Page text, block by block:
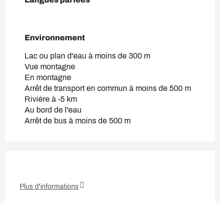
Environnement
Environnement
Lac ou plan d'eau à moins de 300 m
Vue montagne
En montagne
Arrêt de transport en commun à moins de 500 m
Rivière à -5 km
Au bord de l'eau
Arrêt de bus à moins de 500 m
Plus d'informations